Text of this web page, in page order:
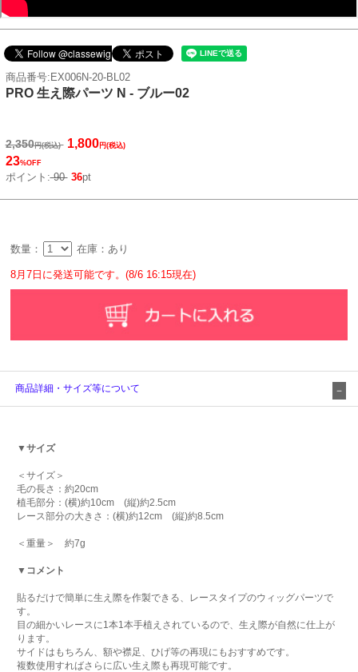
商品番号:EX006N-20-BL02
PRO 生え際パーツ N - ブルー02
2,350円(税込) 1,800円(税込)
23%OFF
ポイント:90 36pt
数量： 在庫：あり
8月7日に発送可能です。(8/6 16:15現在)
商品詳細・サイズ等について
▼サイズ
＜サイズ＞
毛の長さ：約20cm
植毛部分：(横)約10cm (縦)約2.5cm
レース部分の大きさ：(横)約12cm (縦)約8.5cm
＜重量＞ 約7g
▼コメント
貼るだけで簡単に生え際を作製できる、レースタイプのウィッグパーツで
す。
目の細かいレースに1本1本手植えされているので、生え際が自然に仕上が
ります。
サイドはもちろん、額や襟足、ひげ等の再現にもおすすめです。
複数使用すればさらに広い生え際も再現可能です。